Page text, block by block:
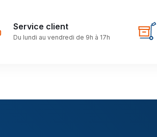
Service client
Du lundi au vendredi de 9h à 17h